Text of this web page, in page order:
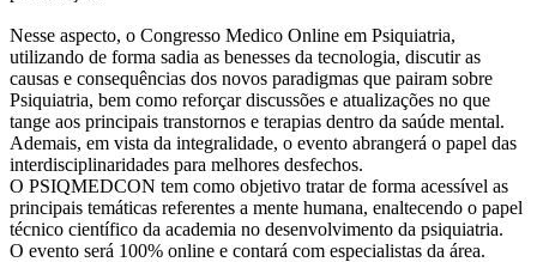
Nesse aspecto, o Congresso Medico Online em Psiquiatria,
utilizando de forma sadia as benesses da tecnologia, discutir as
causas e consequências dos novos paradigmas que pairam sobre
Psiquiatria, bem como reforçar discussões e atualizações no que
tange aos principais transtornos e terapias dentro da saúde mental.
Ademais, em vista da integralidade, o evento abrangerá o papel das
interdisciplinaridades para melhores desfechos.
O PSIQMEDCON tem como objetivo tratar de forma acessível as
principais temáticas referentes a mente humana, enaltecendo o papel
técnico científico da academia no desenvolvimento da psiquiatria.
O evento será 100% online e contará com especialistas da área.